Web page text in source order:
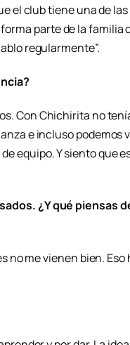
el club tiene una de
parte de la familia
regularmente”.
Con Chichirita no
e incluso podemos
equipo. Y siento que
¿Y qué piensas
no me vienen bien. Eso